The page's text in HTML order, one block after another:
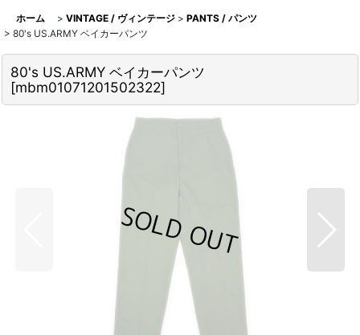
ホーム > VINTAGE / ヴィンテージ > PANTS / パンツ
> 80's US.ARMY ベイカーパンツ
80's US.ARMY ベイカーパンツ
[mbm01071201502322]